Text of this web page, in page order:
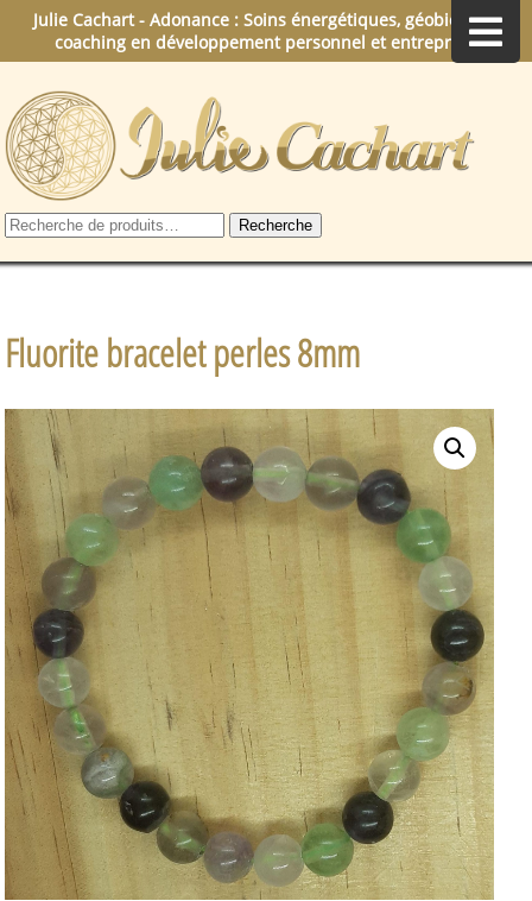
Julie Cachart - Adonance : Soins énergétiques, géobiologie,
coaching en développement personnel et entreprise.
Recherche
pour :
Recherche
Fluorite bracelet perles 8mm